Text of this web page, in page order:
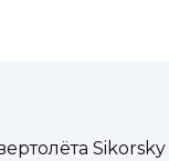
Sikorsky